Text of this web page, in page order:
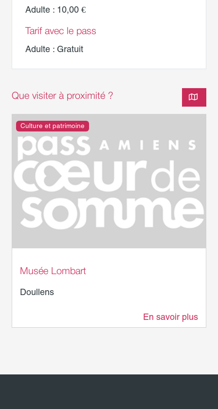
Adulte : 10,00 €
Tarif avec le pass
Adulte : Gratuit
Que visiter à proximité ?
Culture et patrimoine
Musée Lombart
Doullens
En savoir plus